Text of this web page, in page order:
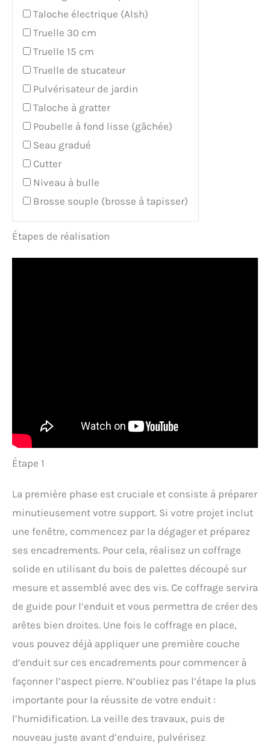
Taloche électrique (Alsh)
Truelle 30 cm
Truelle 15 cm
Truelle de stucateur
Pulvérisateur de jardin
Taloche à gratter
Poubelle à fond lisse (gâchée)
Seau gradué
Cutter
Niveau à bulle
Brosse souple (brosse à tapisser)
Étapes de réalisation
Étape 1
La première phase est cruciale et consiste à préparer
minutieusement votre support. Si votre projet inclut
une fenêtre, commencez par la dégager et préparez
ses encadrements. Pour cela, réalisez un coffrage
solide en utilisant du bois de palettes découpé sur
mesure et assemblé avec des vis. Ce coffrage servira
de guide pour l’enduit et vous permettra de créer des
arêtes bien droites. Une fois le coffrage en place,
vous pouvez déjà appliquer une première couche
d’enduit sur ces encadrements pour commencer à
façonner l’aspect pierre. N’oubliez pas l’étape la plus
importante pour la réussite de votre enduit :
l’humidification. La veille des travaux, puis de
nouveau juste avant d’enduire, pulvérisez